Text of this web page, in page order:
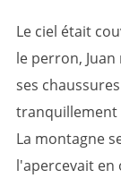
Le ciel était
le perron,
ses
tranquillement
La montagne
l'apercevait en